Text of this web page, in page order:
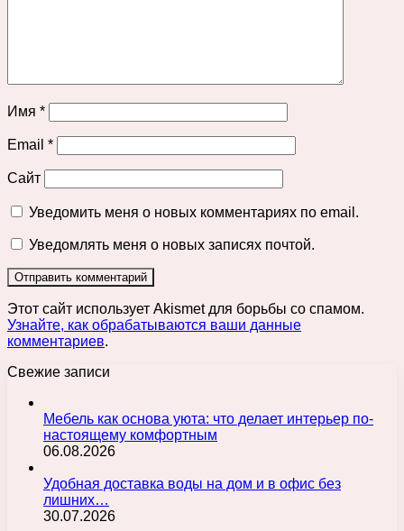
Имя *
Email *
Сайт
Уведомить меня о новых комментариях по email.
Уведомлять меня о новых записях почтой.
Этот сайт использует Akismet для борьбы со спамом.
Узнайте, как обрабатываются ваши данные
комментариев.
Свежие записи
Мебель как основа уюта: что делает интерьер по-
настоящему комфортным
06.08.2026
Удобная доставка воды на дом и в офис без
лишних…
30.07.2026